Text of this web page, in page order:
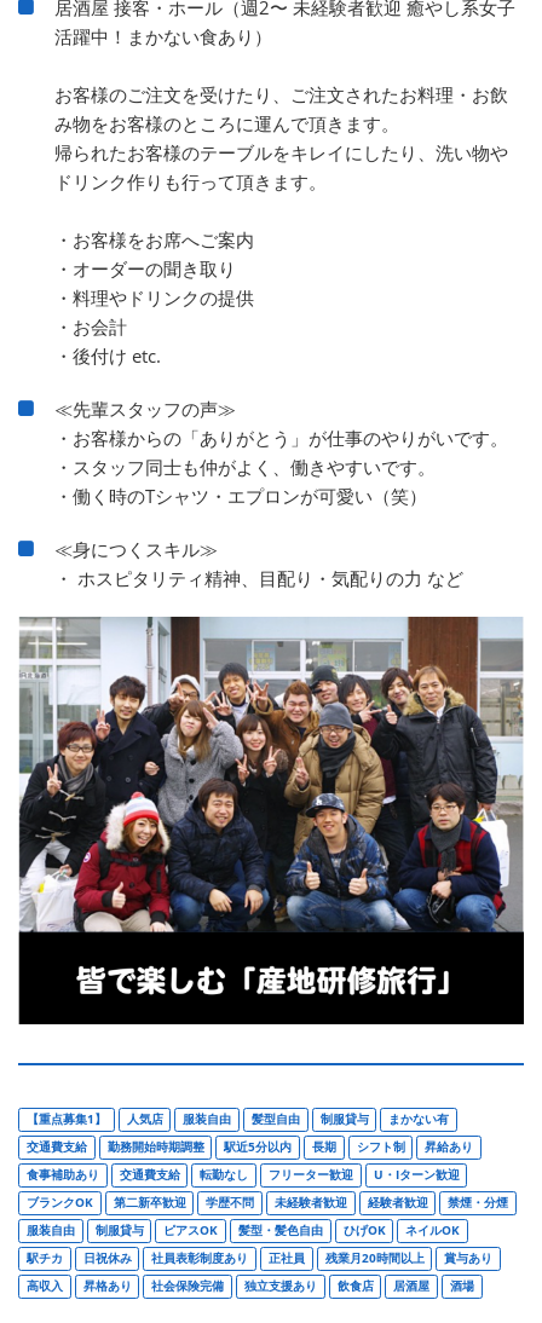
居酒屋 接客・ホール（週2〜 未経験者歓迎 癒やし系女子
活躍中！まかない食あり）
お客様のご注文を受けたり、ご注文されたお料理・お飲
み物をお客様のところに運んで頂きます。
帰られたお客様のテーブルをキレイにしたり、洗い物や
ドリンク作りも行って頂きます。
・お客様をお席へご案内
・オーダーの聞き取り
・料理やドリンクの提供
・お会計
・後付け etc.
≪先輩スタッフの声≫
・お客様からの「ありがとう」が仕事のやりがいです。
・スタッフ同士も仲がよく、働きやすいです。
・働く時のTシャツ・エプロンが可愛い（笑）
≪身につくスキル≫
・ ホスピタリティ精神、目配り・気配りの力 など
【重点募集1】 人気店 服装自由 髪型自由 制服貸与
まかない有
交通費支給
勤務開始時期調整 駅近5分以内 長期 シフト制
昇給あり
食事補助あり
交通費支給 転勤なし フリーター歓迎
U・Iターン歓迎
ブランクOK
第二新卒歓迎 学歴不問 未経験者歓迎 経験者歓迎
禁煙・分煙
服装自由
制服貸与 ピアスOK 髪型・髪色自由 ひげOK
ネイルOK
駅チカ
日祝休み 社員表彰制度あり 正社員 残業月20時間以上
賞与あり
高収入
昇格あり 社会保険完備 独立支援あり 飲食店 居酒屋 酒場